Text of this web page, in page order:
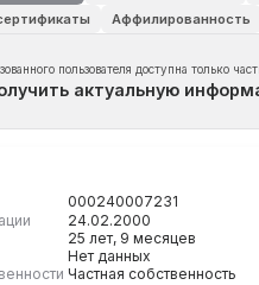
Аффилированность
пользователя доступна только
актуальную
000240007231
24.02.2000
25 лет, 9 месяцев
Нет данных
Частная собственность